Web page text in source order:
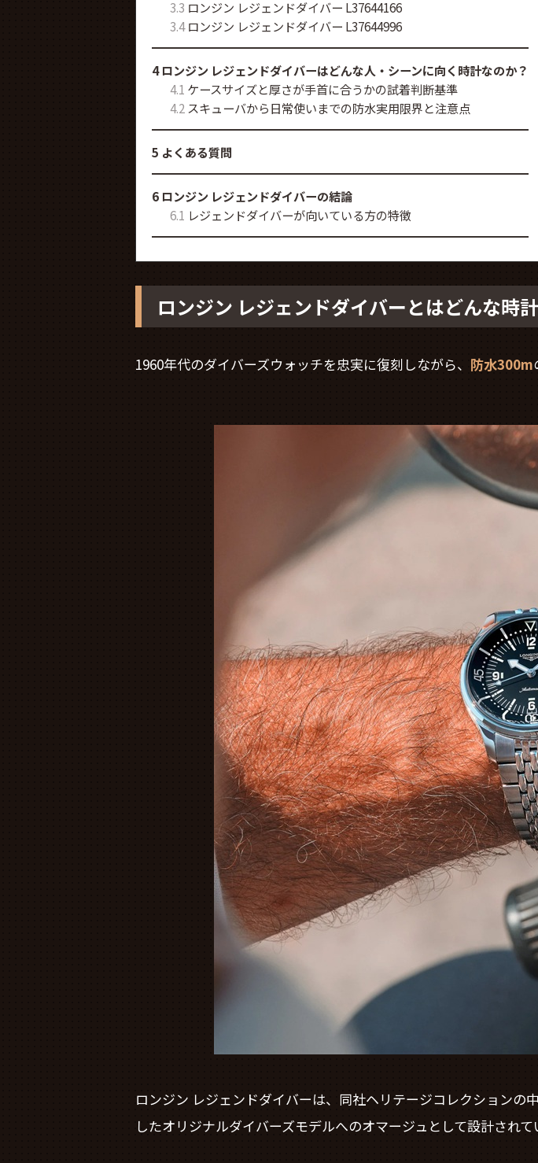
3.3 ロンジン レジェンドダイバー L37644166
3.4ロンジン レジェンドダイバー L37644996
4ロンジン レジェンドダイバーはどんな人・シーンに向く時計なのか？
4.1 ケースサイズと厚さが手首に合うかの試着判断基準
4.2スキューバから日常使いまでの防水実用限界と注意点
5 よくある質問
6 ロンジン レジェンドダイバーの結論
6.1 レジェンドダイバーが向いている方の特徴
ロンジン レジェンドダイバーとはどんな時
1960年代のダイバーズウォッチを忠実に復刻しながら、 防水300m
ロンジン レジェンドダイバーは、同社ヘリテージコレクションの
したオリジナルダイバーズモデルへのオマージュとして設計されて